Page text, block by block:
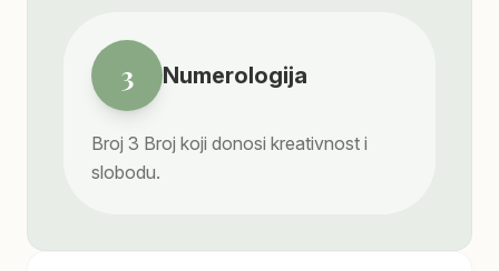
3 Numerologija
Broj 3 Broj koji donosi kreativnost i
slobodu.